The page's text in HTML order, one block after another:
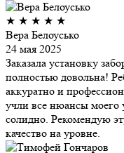
★ ★ ★ ★ ★
Вера Белоусько
24 мая 2025
Заказала установку
полностью довольна!
аккуратно и
учли все нюансы моего
солидно. Рекомендую
качество на уровне.